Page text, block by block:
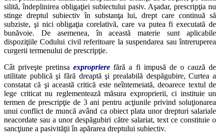
silită, îndeplinirea obligaţiei subiectului pasiv. Aşadar, prescripţia nu
stinge dreptul subiectiv în substanţa lui, drept care continuă să
subziste, şi nici obligaţia corelativă, care va putea fi executată de
bunăvoie. De asemenea, în această materie sunt aplicabile
dispoziţiile Codului civil referitoare la suspendarea sau întreruperea
curgerii termenului de prescripţie.
Cât priveşte pretinsaexpropriere fără a fi impusă de o cauză de
utilitate publică şi fără dreaptă şi prealabilă despăgubire, Curtea a
constatat că şi această critică este neîntemeiată, deoarece textul de
lege criticat nu reglementează măsura exproprierii, ci instituie un
termen de prescripţie de 3 ani pentru acţiunile privind soluţionarea
unui conflict de muncă având ca obiect plata unor drepturi salariale
neacordate sau a unor despăgubiri către salariat, text ce constituie o
sancţiune a pasivităţii în apărarea dreptului subiectiv.